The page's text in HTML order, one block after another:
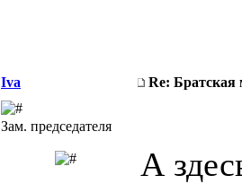
Iva Re: Братская
Зам. председателя
А